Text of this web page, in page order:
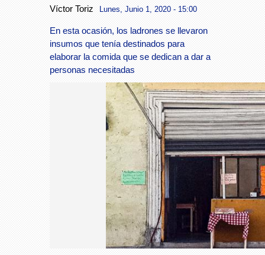
Víctor Toriz Lunes, Junio 1, 2020 - 15:00
En esta ocasión, los ladrones se llevaron
insumos que tenía destinados para
elaborar la comida que se dedican a dar a
personas necesitadas